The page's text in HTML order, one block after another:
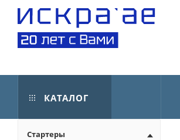
КАТАЛОГ
Стартеры